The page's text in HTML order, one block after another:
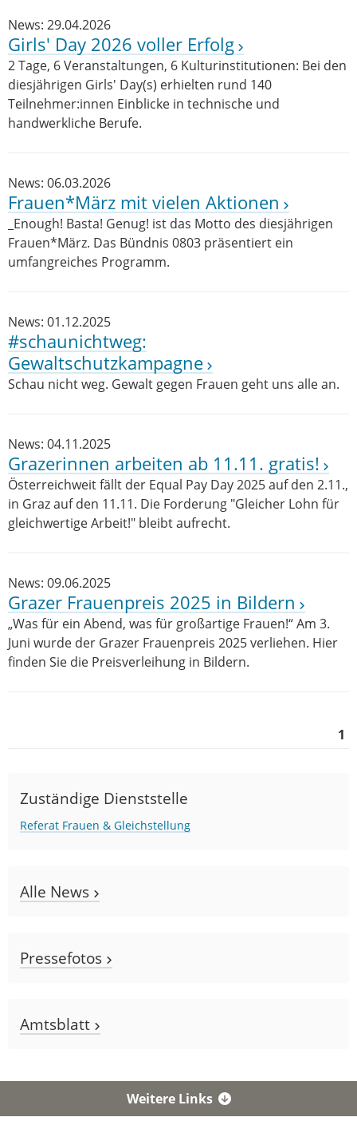
News: 29.04.2026
Girls' Day 2026 voller Erfolg
2 Tage, 6 Veranstaltungen, 6 Kulturinstitutionen: Bei den
diesjährigen Girls' Day(s) erhielten rund 140
Teilnehmer:innen Einblicke in technische und
handwerkliche Berufe.
News: 06.03.2026
Frauen*März mit vielen Aktionen
_Enough! Basta! Genug! ist das Motto des diesjährigen
Frauen*März. Das Bündnis 0803 präsentiert ein
umfangreiches Programm.
News: 01.12.2025
#schaunichtweg:
Gewaltschutzkampagne
Schau nicht weg. Gewalt gegen Frauen geht uns alle an.
News: 04.11.2025
Grazerinnen arbeiten ab 11.11. gratis!
Österreichweit fällt der Equal Pay Day 2025 auf den 2.11.,
in Graz auf den 11.11. Die Forderung "Gleicher Lohn für
gleichwertige Arbeit!" bleibt aufrecht.
News: 09.06.2025
Grazer Frauenpreis 2025 in Bildern
„Was für ein Abend, was für großartige Frauen!“ Am 3.
Juni wurde der Grazer Frauenpreis 2025 verliehen. Hier
finden Sie die Preisverleihung in Bildern.
1
Zuständige Dienststelle
Referat Frauen & Gleichstellung
Alle News
Pressefotos
Amtsblatt
Weitere Links